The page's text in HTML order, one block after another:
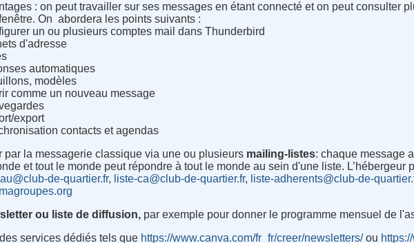
: on peut travailler sur ses messages en étant connecté et on peut consulter
On abordera les points suivants :
un ou plusieurs comptes mail dans Thunderbird
d'adresse
automatiques
modèles
comme un nouveau message
export
contacts et agendas
par la messagerie classique via une ou plusieurs mailing-listes: chaque message
et tout le monde peut répondre à tout le monde au sein d'une liste. L’hébergeur
de-quartier.fr, liste-ca@club-de-quartier.fr, liste-adherents@club-de-
ou liste de diffusion, par exemple pour donner le programme mensuel de
services dédiés tels que https://www.canva.com/fr_fr/creer/newsletters/ou